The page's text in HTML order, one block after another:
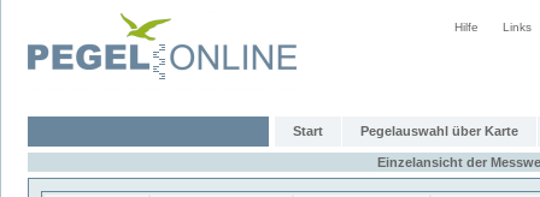
Hilfe Links
Start Pegelauswahl über Karte
Einzelansicht der